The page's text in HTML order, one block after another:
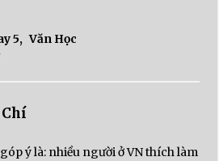
5, Văn Học
ý là: nhiều người ở VN thích làm